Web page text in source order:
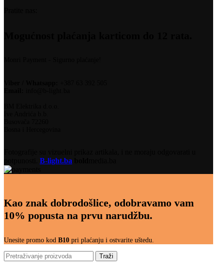
B-light.ba
Kao znak dobrodošlice, odobravamo vam
10% popusta na prvu narudžbu.
Unesite promo kod B10 pri plaćanju i ostvarite uštedu.
Traži